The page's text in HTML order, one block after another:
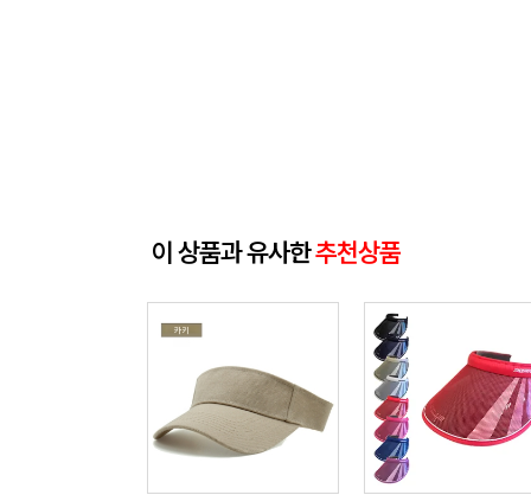
이 상품과 유사한추천상품